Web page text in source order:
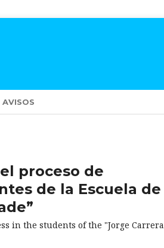
AVISOS
proceso de
de la Escuela de
in the students of the "Jorge Carrera